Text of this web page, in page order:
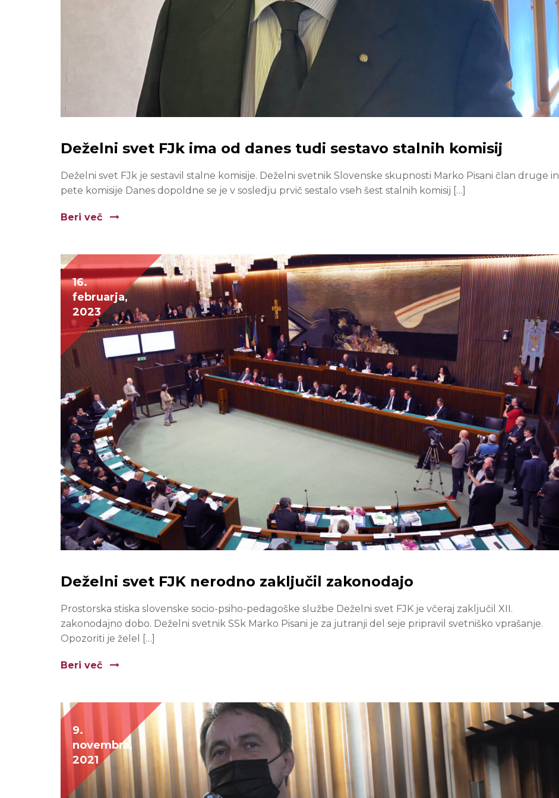
Deželni svet FJk ima od danes tudi sestavo stalnih komisij
Deželni svet FJk je sestavil stalne komisije. Deželni svetnik Slovenske skupnosti Marko Pisani član druge in
pete komisije Danes dopoldne se je v sosledju prvič sestalo vseh šest stalnih komisij […]
Beri več
16.
februarja,
2023
Deželni svet FJK nerodno zaključil zakonodajo
Prostorska stiska slovenske socio-psiho-pedagoške službe Deželni svet FJK je včeraj zaključil XII.
zakonodajno dobo. Deželni svetnik SSk Marko Pisani je za jutranji del seje pripravil svetniško vprašanje.
Opozoriti je želel […]
Beri več
9.
novembra,
2021